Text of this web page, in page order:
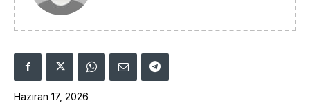
Haziran 17, 2026